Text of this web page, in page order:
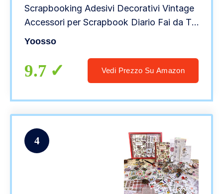
Scrapbooking Adesivi Decorativi Vintage
Accessori per Scrapbook Diario Fai da Te
Materiale Scrapbook per Album Diari di
Yoosso
9.7 Vedi Prezzo Su Amazon
4